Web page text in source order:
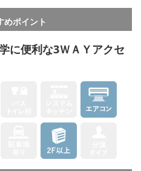
めポイント
に便利な3ＷＡＹアクセ